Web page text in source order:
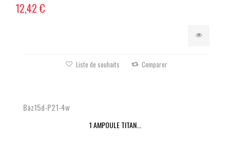
12,42 €
Liste de souhaits Comparer
Baz15d-P21-4w
1 AMPOULE TITAN...